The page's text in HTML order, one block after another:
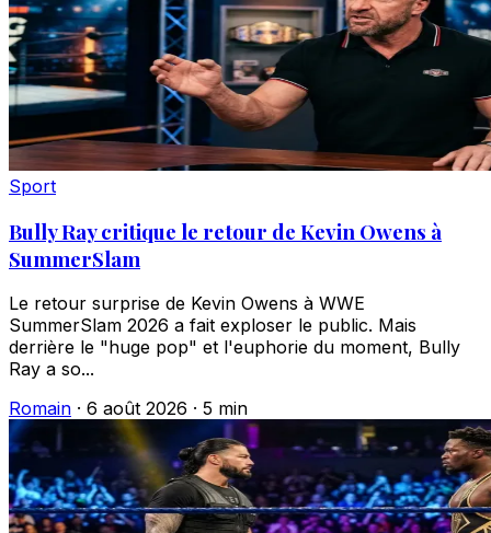
Sport
Bully Ray critique le retour de Kevin Owens à
SummerSlam
Le retour surprise de Kevin Owens à WWE
SummerSlam 2026 a fait exploser le public. Mais
derrière le "huge pop" et l'euphorie du moment, Bully
Ray a so...
Romain · 6 août 2026 · 5 min